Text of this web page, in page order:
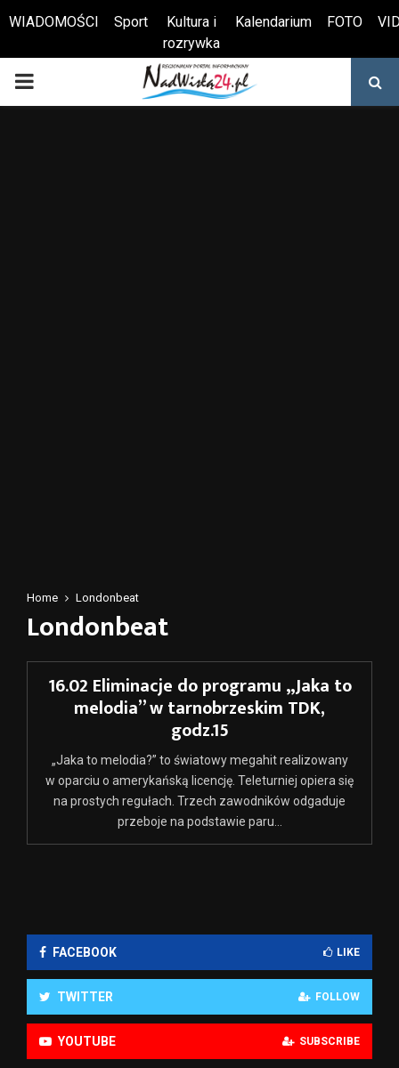
Otwórz pasek narzędzi
WIADOMOŚCI Sport
Kultura i
rozrywka
Kalendarium FOTO
PRIMARY
Home Londonbeat
Londonbeat
16.02 Eliminacje do programu „Jaka to
melodia” w tarnobrzeskim TDK,
godz.15
„Jaka to melodia?” to światowy megahit realizowany
w oparciu o amerykańską licencję. Teleturniej opiera się
na prostych regułach. Trzech zawodników odgaduje
przeboje na podstawie paru...
FACEBOOK LIKE
TWITTER FOLLOW
YOUTUBE SUBSCRIBE